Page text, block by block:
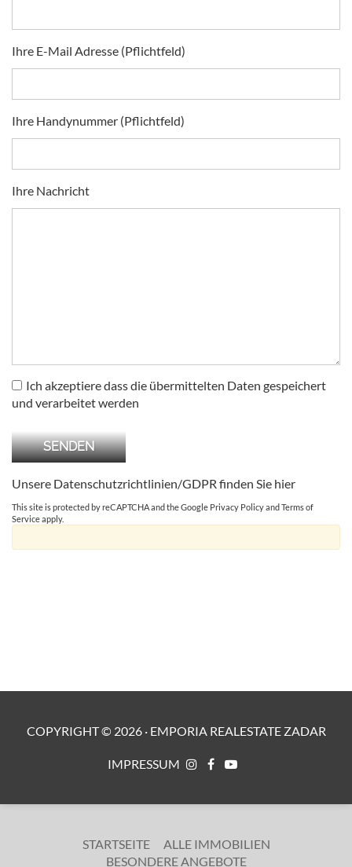
Ihre E-Mail Adresse (Pflichtfeld)
Ihre Handynummer (Pflichtfeld)
Ihre Nachricht
Ich akzeptiere dass die übermittelten Daten gespeichert
und verarbeitet werden
Unsere Datenschutzrichtlinien/GDPR finden Sie hier
This site is protected by reCAPTCHA and the Google Privacy PolicyandTerms of
Serviceapply.
COPYRIGHT © 2026· EMPORIA REALESTATE ZADAR
IMPRESSUM
STARTSEITE
ALLE IMMOBILIEN
BESONDERE ANGEBOTE